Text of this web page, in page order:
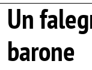
Un
barone